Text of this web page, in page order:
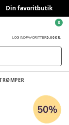
Din favoritbutik
LOG INDFAVORITTER0,00 KR.
0